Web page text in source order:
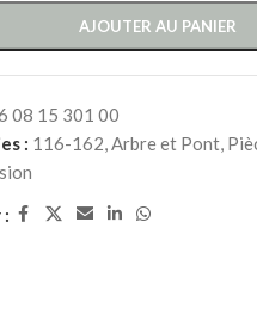
AJOUTER AU PANIER
08 15 301 00
: 116-162,Arbre et Pont,